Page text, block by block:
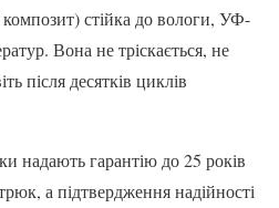
стійка до вологи, УФ-
Вона не тріскається, не
після десятків циклів
надають гарантію до 25 років
а підтвердження надійності